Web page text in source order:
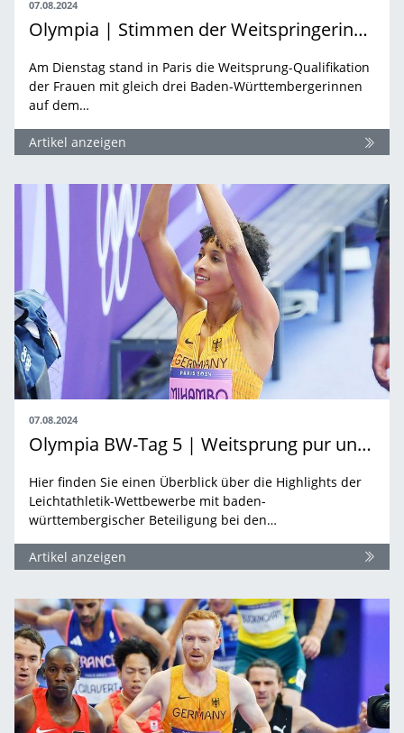
07.08.2024
Olympia | Stimmen der Weitspringerinnen
Am Dienstag stand in Paris die Weitsprung-Qualifikation
der Frauen mit gleich drei Baden-Württembergerinnen
auf dem…
Artikel anzeigen
07.08.2024
Olympia BW-Tag 5 | Weitsprung pur und eine Stadionrunde
Hier finden Sie einen Überblick über die Highlights der
Leichtathletik-Wettbewerbe mit baden-
württembergischer Beteiligung bei den…
Artikel anzeigen